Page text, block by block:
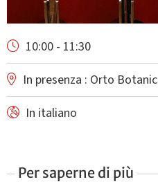
10:00 - 11:30
In presenza : Orto
In italiano
Per saperne di più